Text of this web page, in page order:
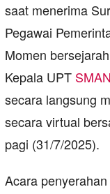
saat menerima
Pegawai
Momen
Kepala UPT
secara langsung
secara virtual
pagi (31/7/2025).
Acara